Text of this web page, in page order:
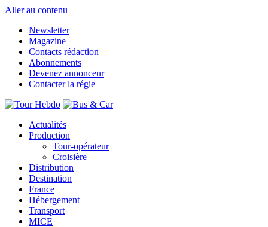
Aller au contenu
Newsletter
Magazine
Contacts rédaction
Abonnements
Devenez annonceur
Contacter la régie
Actualités
Production
Tour-opérateur
Croisière
Distribution
Destination
France
Hébergement
Transport
MICE